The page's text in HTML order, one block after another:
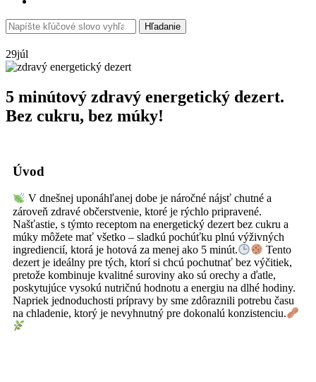
Search
for:
Hľadanie
29júl
5 minútový zdravý energetický dezert.
Bez cukru, bez múky!
Úvod
V dnešnej uponáhľanej dobe je náročné nájsť chutné a
zároveň zdravé občerstvenie, ktoré je rýchlo pripravené.
Našťastie, s týmto receptom na energetický dezert bez cukru a
múky môžete mať všetko – sladkú pochúťku plnú výživných
ingrediencií, ktorá je hotová za menej ako 5 minút.
Tento
dezert je ideálny pre tých, ktorí si chcú pochutnať bez výčitiek,
pretože kombinuje kvalitné suroviny ako sú orechy a ďatle,
poskytujúce vysokú nutričnú hodnotu a energiu na dlhé hodiny.
Napriek jednoduchosti prípravy by sme zdôraznili potrebu času
na chladenie, ktorý je nevyhnutný pre dokonalú konzistenciu.